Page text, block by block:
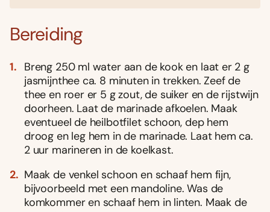
Bereiding
Breng 250 ml water aan de kook en laat er 2 g
jasmijnthee ca. 8 minuten in trekken. Zeef de
thee en roer er 5 g zout, de suiker en de rijstwijn
doorheen. Laat de marinade afkoelen. Maak
eventueel de heilbotfilet schoon, dep hem
droog en leg hem in de marinade. Laat hem ca.
2 uur marineren in de koelkast.
Maak de venkel schoon en schaaf hem fijn,
bijvoorbeeld met een mandoline. Was de
komkommer en schaaf hem in linten. Maak de